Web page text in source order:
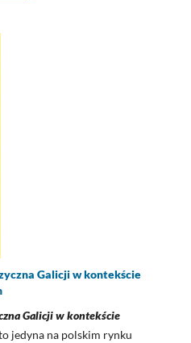
Galicji w kontekście
Galicji w kontekście
jedyna na polskim rynku